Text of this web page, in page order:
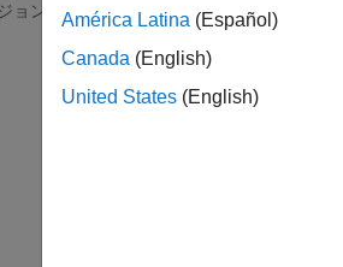
ョン履歴América Latina (Español)
Canada (English)
United States (English)